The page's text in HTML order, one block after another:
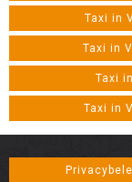
Taxi in
Taxi in
Taxi
Taxi in